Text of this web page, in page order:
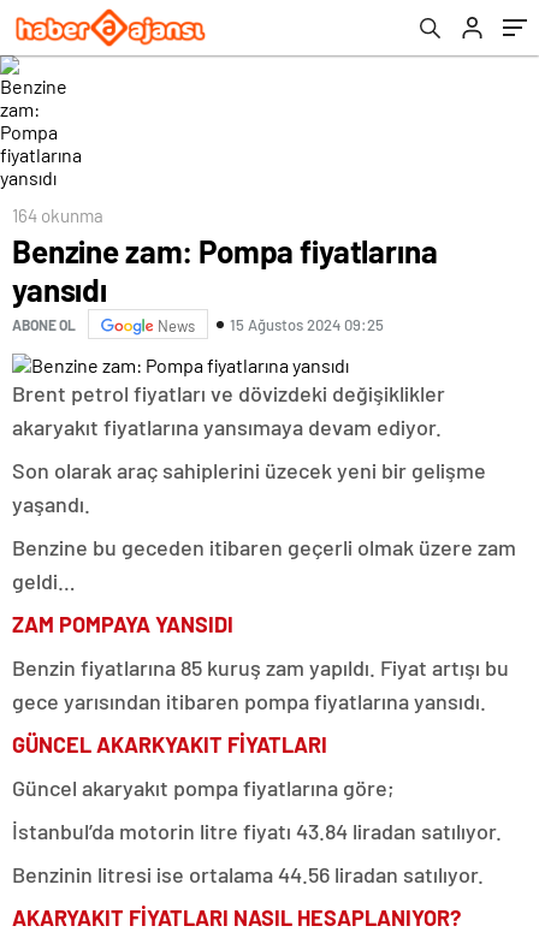
164 okunma
Benzine zam: Pompa fiyatlarına
yansıdı
ABONE OL News 15 Ağustos 2024 09:25
Brent petrol fiyatları ve dövizdeki değişiklikler
akaryakıt fiyatlarına yansımaya devam ediyor.
Son olarak araç sahiplerini üzecek yeni bir gelişme
yaşandı.
Benzine bu geceden itibaren geçerli olmak üzere zam
geldi…
ZAM POMPAYA YANSIDI
Benzin fiyatlarına 85 kuruş zam yapıldı. Fiyat artışı bu
gece yarısından itibaren pompa fiyatlarına yansıdı.
GÜNCEL AKARKYAKIT FİYATLARI
Güncel akaryakıt pompa fiyatlarına göre;
İstanbul’da motorin litre fiyatı 43.84 liradan satılıyor.
Benzinin litresi ise ortalama 44.56 liradan satılıyor.
AKARYAKIT FİYATLARI NASIL HESAPLANIYOR?